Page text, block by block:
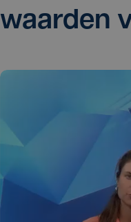
waar­den